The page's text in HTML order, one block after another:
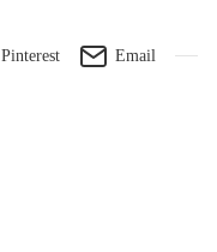
Pinterest Email